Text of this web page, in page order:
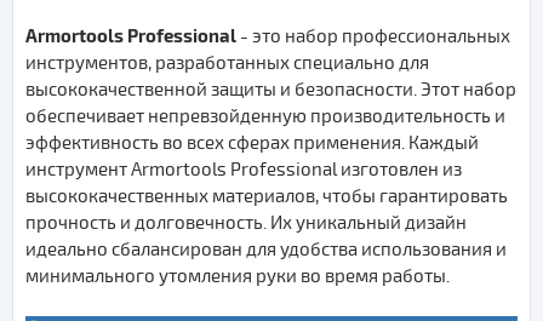
Armortools Professional - это набор профессиональных
инструментов, разработанных специально для
высококачественной защиты и безопасности. Этот набор
обеспечивает непревзойденную производительность и
эффективность во всех сферах применения. Каждый
инструмент Armortools Professional изготовлен из
высококачественных материалов, чтобы гарантировать
прочность и долговечность. Их уникальный дизайн
идеально сбалансирован для удобства использования и
минимального утомления руки во время работы.